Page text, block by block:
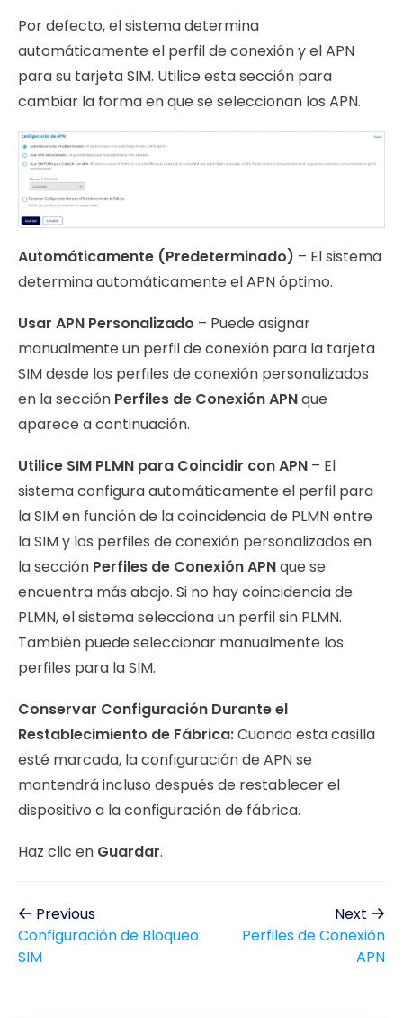
Por defecto, el sistema determina
automáticamente el perfil de conexión y el APN
para su tarjeta SIM. Utilice esta sección para
cambiar la forma en que se seleccionan los APN.
Automáticamente (Predeterminado) – El sistema
determina automáticamente el APN óptimo.
Usar APN Personalizado – Puede asignar
manualmente un perfil de conexión para la tarjeta
SIM desde los perfiles de conexión personalizados
en la sección Perfiles de Conexión APNque
aparece a continuación.
Utilice SIM PLMN para Coincidir con APN – El
sistema configura automáticamente el perfil para
la SIM en función de la coincidencia de PLMN entre
la SIM y los perfiles de conexión personalizados en
la sección Perfiles de Conexión APNque se
encuentra más abajo. Si no hay coincidencia de
PLMN, el sistema selecciona un perfil sin PLMN.
También puede seleccionar manualmente los
perfiles para la SIM.
Conservar Configuración Durante el
Restablecimiento de Fábrica:Cuando esta casilla
esté marcada, la configuración de APN se
mantendrá incluso después de restablecer el
dispositivo a la configuración de fábrica.
Haz clic en Guardar.
Previous
Configuración de Bloqueo
SIM
Next
Perfiles de Conexión
APN